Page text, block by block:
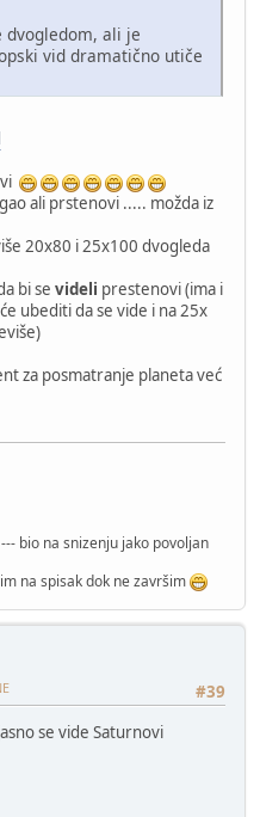
dvogledom, ali je
vid dramatično utiče
ali prstenovi ..... možda iz
20x80 i 25x100 dvogleda
bi se videli prestenovi (ima i
ubediti da se vide i na 25x
za posmatranje planeta već
bio na snizenju jako povoljan
na spisak dok ne završim
#39
se vide Saturnovi